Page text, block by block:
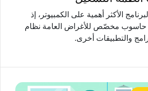
الأكثر أهمية على الكمبيوتر، إذ
مخصّص للأغراض العامة نظام
والتطبيقات أخرى.